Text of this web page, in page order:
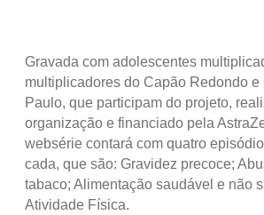
Gravada com adolescentes
multiplicadores do Capão Redondo e
Paulo, que participam do projeto,
organização e financiado pela
websérie contará com quatro
cada, que são: Gravidez precoce;
tabaco; Alimentação saudável e não
Atividade Física.